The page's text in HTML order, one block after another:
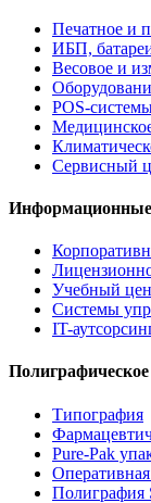
Печатное и
ИБП,
Весовое и
POS-
Сервисный
Информационные
Учебный
Системы
IT-
Типография
Pure-Pak
Полиграфия